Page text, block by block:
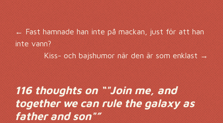
Inläggsnavigering
← Fast hamnade han inte på mackan, just för att han
inte vann?
Kiss- och bajshumor när den är som enklast →
116 thoughts on “"Join me, and
together we can rule the galaxy as
father and son"”